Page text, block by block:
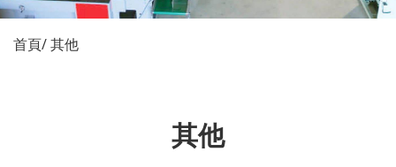
首頁 其他
其他